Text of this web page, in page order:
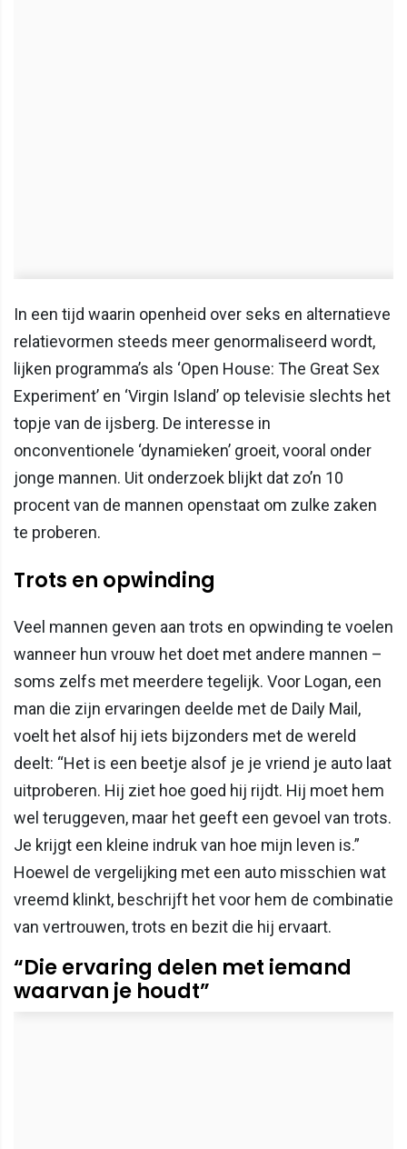
In een tijd waarin openheid over seks en alternatieve
relatievormen steeds meer genormaliseerd wordt,
lijken programma’s als ‘Open House: The Great Sex
Experiment’ en ‘Virgin Island’ op televisie slechts het
topje van de ijsberg. De interesse in
onconventionele ‘dynamieken’ groeit, vooral onder
jonge mannen. Uit onderzoek blijkt dat zo’n 10
procent van de mannen openstaat om zulke zaken
te proberen.
Trots en opwinding
Veel mannen geven aan trots en opwinding te voelen
wanneer hun vrouw het doet met andere mannen –
soms zelfs met meerdere tegelijk. Voor Logan, een
man die zijn ervaringen deelde met de Daily Mail,
voelt het alsof hij iets bijzonders met de wereld
deelt: “Het is een beetje alsof je je vriend je auto laat
uitproberen. Hij ziet hoe goed hij rijdt. Hij moet hem
wel teruggeven, maar het geeft een gevoel van trots.
Je krijgt een kleine indruk van hoe mijn leven is.”
Hoewel de vergelijking met een auto misschien wat
vreemd klinkt, beschrijft het voor hem de combinatie
van vertrouwen, trots en bezit die hij ervaart.
“Die ervaring delen met iemand
waarvan je houdt”